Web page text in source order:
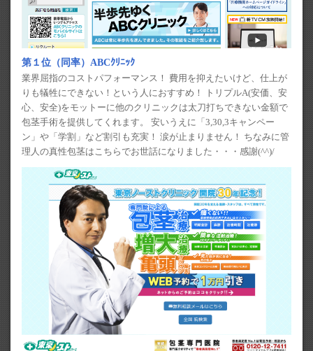
第１位（同率）ABCｸﾘﾆｯｸ
業界屈指のコストパフォーマンス！ 費用を抑えたいけど、仕上が
りも犠牲にできない！という人におすすめ！ トリプルA(安価、安
心、安全)をモットーに他のクリニックは太刀打ちできない金額で
包茎手術を提供してくれます。 安いうえに「3,30,3キャンペー
ン」や「学割」など割引も充実！ 涙が止まりません！ ちなみに管
理人の真性包茎はこちらでお世話になりました・・・感謝(^^)/